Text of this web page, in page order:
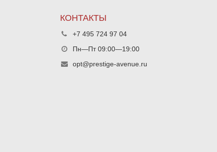
КОНТАКТЫ
+7 495 724 97 04
Пн—Пт 09:00—19:00
opt@prestige-avenue.ru